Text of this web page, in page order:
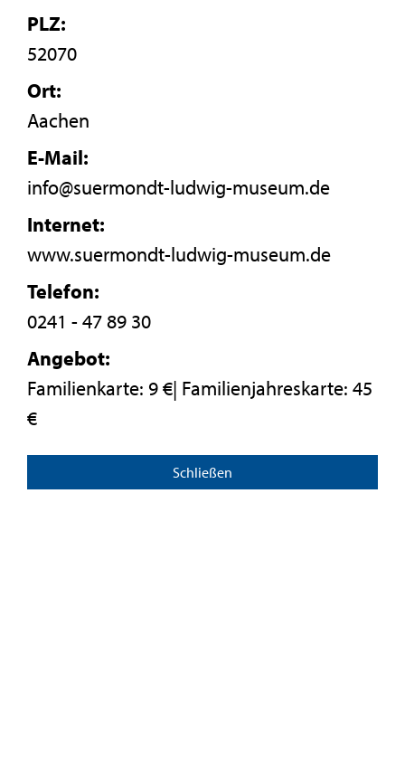
PLZ:
52070
Ort:
Aachen
E-Mail:
info@suermondt-ludwig-museum.de
Internet:
www.suermondt-ludwig-museum.de
Telefon:
0241 - 47 89 30
Angebot:
Familienkarte: 9 €| Familienjahreskarte: 45
€
Schließen